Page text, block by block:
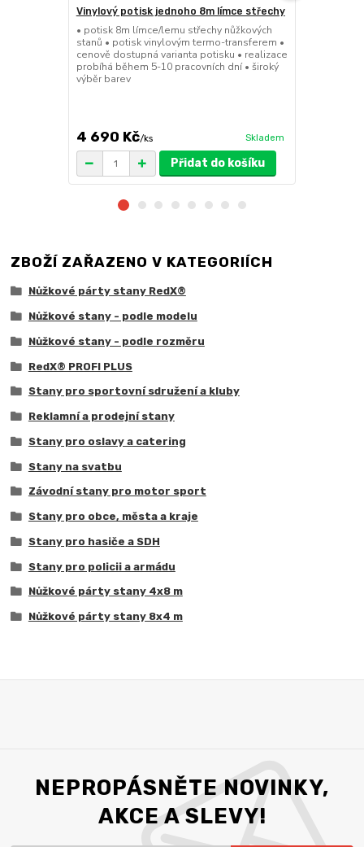
Vinylový potisk jednoho 8m límce střechy
• potisk 8m límce/lemu střechy nůžkových
stanů • potisk vinylovým termo-transferem •
cenově dostupná varianta potisku • realizace
probíhá během 5-10 pracovních dní • široký
výběr barev
4 690 Kč/ks Skladem
Přidat do košíku
ZBOŽÍ ZAŘAZENO V KATEGORIÍCH
Nůžkové párty stany RedX®
Nůžkové stany - podle modelu
Nůžkové stany - podle rozměru
RedX® PROFI PLUS
Stany pro sportovní sdružení a kluby
Reklamní a prodejní stany
Stany pro oslavy a catering
Stany na svatbu
Závodní stany pro motor sport
Stany pro obce, města a kraje
Stany pro hasiče a SDH
Stany pro policii a armádu
Nůžkové párty stany 4x8 m
Nůžkové párty stany 8x4 m
NEPROPÁSNĚTE NOVINKY,
AKCE A SLEVY!